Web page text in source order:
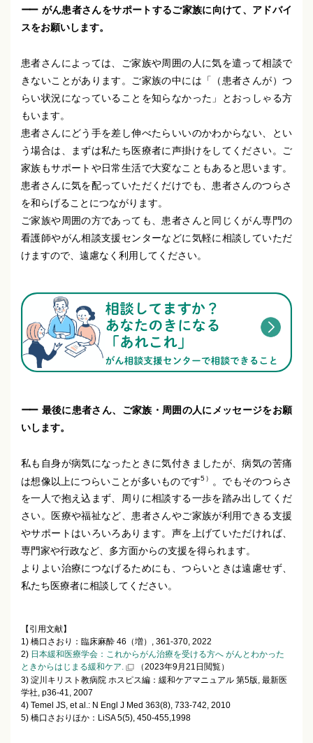
がん患者さんをサポートするご家族に向けて、アドバイ
スをお願いします。
患者さんによっては、ご家族や周囲の人に気を遣って相談で
きないことがあります。ご家族の中には「（患者さんが）つ
らい状況になっていることを知らなかった」とおっしゃる方
もいます。
患者さんにどう手を差し伸べたらいいのかわからない、とい
う場合は、まずは私たち医療者に声掛けをしてください。ご
家族もサポートや日常生活で大変なこともあると思います。
患者さんに気を配っていただくだけでも、患者さんのつらさ
を和らげることにつながります。
ご家族や周囲の方であっても、患者さんと同じくがん専門の
看護師やがん相談支援センターなどに気軽に相談していただ
けますので、遠慮なく利用してください。
最後に患者さん、ご家族・周囲の人にメッセージをお願
いします。
私も自身が病気になったときに気付きましたが、病気の苦痛
は想像以上につらいことが多いものです5）
。でもそのつらさ
を一人で抱え込まず、周りに相談する一歩を踏み出してくだ
さい。医療や福祉など、患者さんやご家族が利用できる支援
やサポートはいろいろあります。声を上げていただければ、
専門家や行政など、多方面からの支援を得られます。
よりよい治療につなげるためにも、つらいときは遠慮せず、
私たち医療者に相談してください。
【引用文献】
1) 橋口さおり：臨床麻酔 46（増）, 361-370, 2022
2) 日本緩和医療学会：これからがん治療を受ける方へ がんとわかった
ときからはじまる緩和ケア.
（2023年9月21日閲覧）
3) 淀川キリスト教病院 ホスピス編：緩和ケアマニュアル 第5版, 最新医
学社, p36-41, 2007
4) Temel JS, et al.: N Engl J Med 363(8), 733-742, 2010
5) 橋口さおりほか：LiSA 5(5), 450-455,1998